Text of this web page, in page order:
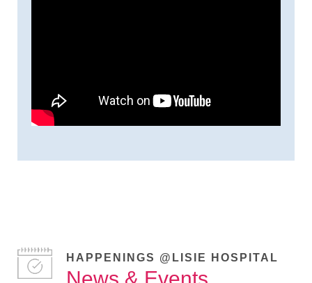
HAPPENINGS @LISIE HOSPITAL